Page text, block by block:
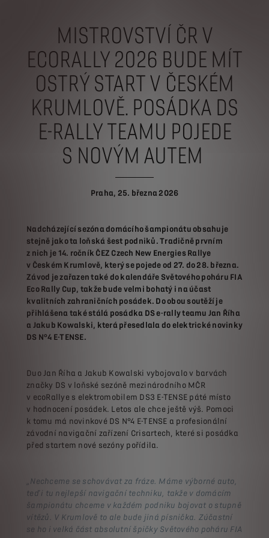
MISTROVSTVÍ ČR V
ECORALLY 2026 BUDE MÍT
OSTRÝ START V ČESKÉM
KRUMLOVĚ. POSÁDKA DS
E-RALLY TEAMU POJEDE
S NOVÝM AUTEM
Praha, 25. března 2026
Nadcházející sezóna domácího šampionátu obsahuje
stejně jako ta loňská šest podniků. Tradičně prvním
z nich je 14. ročník ČEZ Czech New Energies Rallye
v Českém Krumlově, který se pojede od 27. do 28. března.
Závod je zařazen také do kalendáře Světového poháru FIA
Eco Rally Cup, takže bude velmi bohatý i na účast
kvalitních zahraničních posádek. Do obou soutěží je
přihlášena také stálá posádka DS e-rally teamu Jan Říha
a Jakub Kowalski, která přesedlala do elektrické novinky
DS N°4 E-TENSE.
Duo Jan Říha a Jakub Kowalski vybojovalo v barvách
značky DS v loňské sezóně mezinárodního MČR
v ecoRallye s elektromobilem DS3 E-TENSE páté místo
v hodnocení posádek. Letos ale chce ještě výš. Pomoci
k tomu má novinkové DS N°4 E-TENSE a profesionální
závodní navigační zařízení Crisartech, které si posádka
před startem nové sezóny pořídila.
„Nechceme se schovávat za fráze. Máme výborné auto,
teď i tu nejlepší navigační techniku, takže v domácím
šampionátu chceme v každém podniku bojovat o stupně
vítězů. V Krumlově to ale bude jiná písnička. Zúčastní
se ho i velká část absolutní špičky Světového poháru FIA